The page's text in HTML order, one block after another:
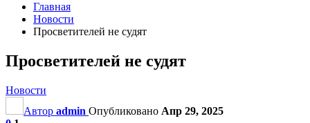
Главная
Новости
Просветителей не судят
Просветителей не судят
Новости
Автор admin Опубликовано Апр 29, 2025